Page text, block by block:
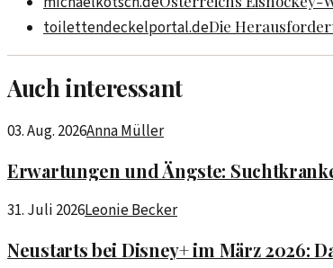
toilettendeckelportal.deDie
Auch interessant
03. Aug. 2026Anna Müller
Erwartungen und Ängste:
31. Juli 2026Leonie Becker
Neustarts bei Disney+ im März 2026: